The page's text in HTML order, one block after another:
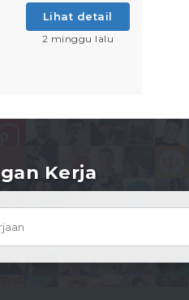
Lihat detail
2 minggu lalu
Kerja